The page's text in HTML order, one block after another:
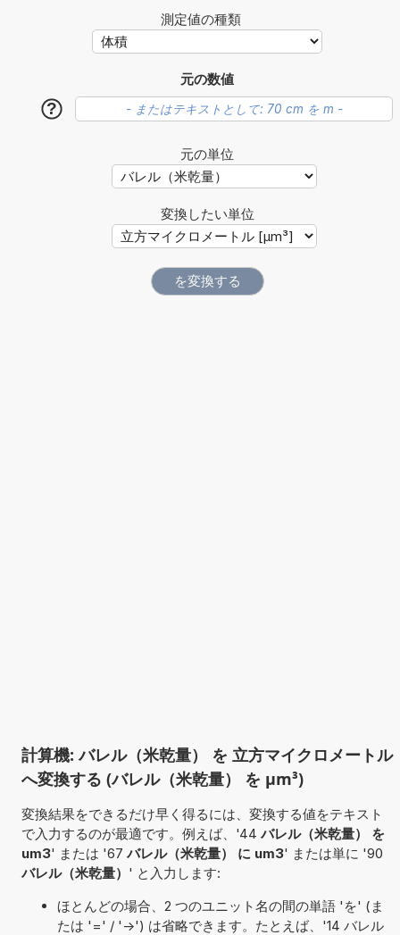
測定値の種類
元の数値
?
元の単位
変換したい単位
計算機: バレル（米乾量） を 立方マイクロメートル
へ変換する (バレル（米乾量） を µm³)
変換結果をできるだけ早く得るには、変換する値をテキスト
で入力するのが最適です。例えば、'44 バレル（米乾量） を
um3' または '67 バレル（米乾量） に um3' または単に '90
バレル（米乾量） ' と入力します:
ほとんどの場合、2 つのユニット名の間の単語 'を' (ま
たは '=' / '->') は省略できます。たとえば、'14 バレル